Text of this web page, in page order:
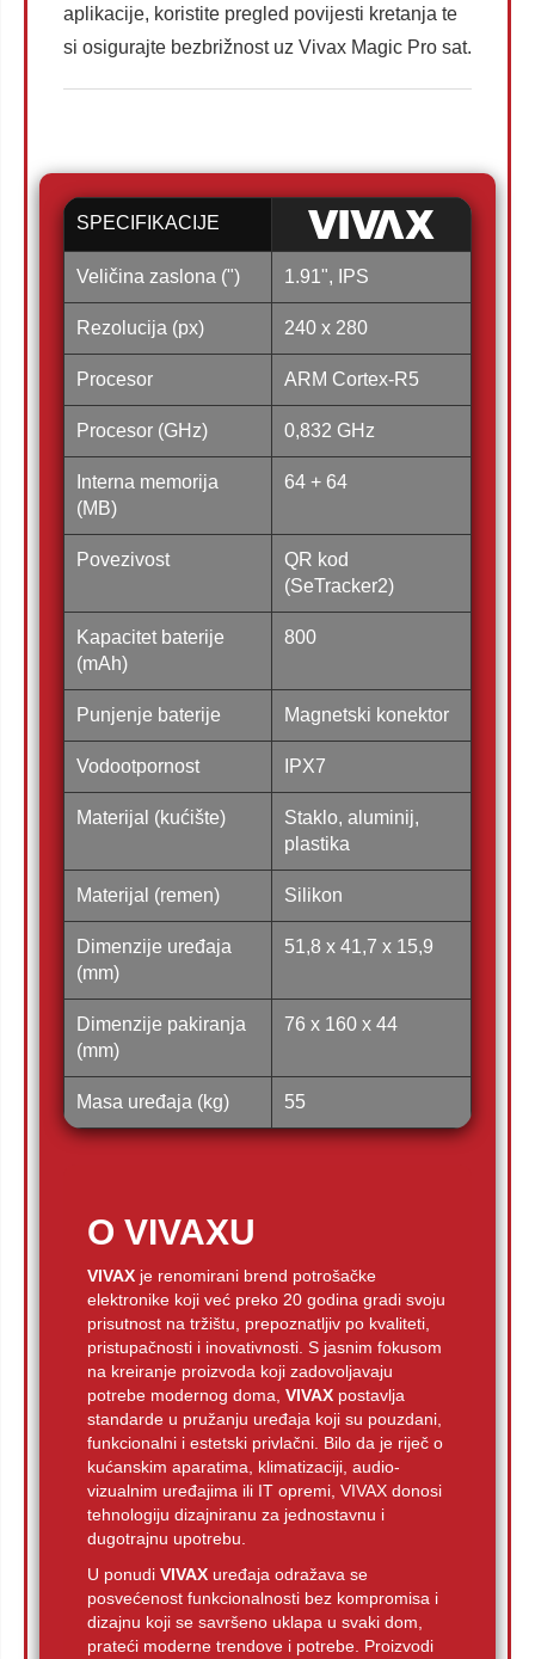
aplikacije, koristite pregled povijesti kretanja te
si osigurajte bezbrižnost uz Vivax Magic Pro sat.
SPECIFIKACIJE
Veličina zaslona (") 1.91", IPS
Rezolucija (px) 240 x 280
Procesor ARM Cortex-R5
Procesor (GHz) 0,832 GHz
Interna memorija
(MB)
64 + 64
Povezivost
QR kod
(SeTracker2)
Kapacitet baterije
(mAh)
800
Punjenje baterije Magnetski konektor
Vodootpornost IPX7
Materijal (kućište)
Staklo, aluminij,
plastika
Materijal (remen) Silikon
Dimenzije uređaja
(mm)
51,8 x 41,7 x 15,9
Dimenzije pakiranja
(mm)
76 x 160 x 44
Masa uređaja (kg) 55
O VIVAXU
VIVAX je renomirani brend potrošačke
elektronike koji već preko 20 godina gradi svoju
prisutnost na tržištu, prepoznatljiv po kvaliteti,
pristupačnosti i inovativnosti. S jasnim fokusom
na kreiranje proizvoda koji zadovoljavaju
potrebe modernog doma, VIVAX postavlja
standarde u pružanju uređaja koji su pouzdani,
funkcionalni i estetski privlačni. Bilo da je riječ o
kućanskim aparatima, klimatizaciji, audio-
vizualnim uređajima ili IT opremi, VIVAX donosi
tehnologiju dizajniranu za jednostavnu i
dugotrajnu upotrebu.
U ponudi VIVAX uređaja odražava se
posvećenost funkcionalnosti bez kompromisa i
dizajnu koji se savršeno uklapa u svaki dom,
prateći moderne trendove i potrebe. Proizvodi